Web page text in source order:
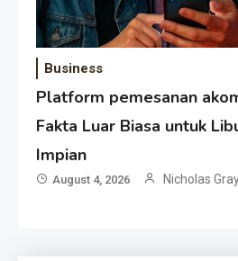
Business
Platform pemesanan
Fakta Luar Biasa untuk
Impian
August 4, 2026 Nicholas